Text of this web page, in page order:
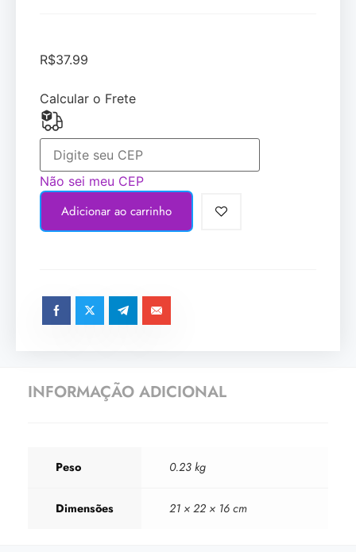
R$37.99
Calcular o Frete
Não sei meu CEP
Adicionar ao carrinho
INFORMAÇÃO ADICIONAL
Peso 0.23 kg
Dimensões 21 × 22 × 16 cm